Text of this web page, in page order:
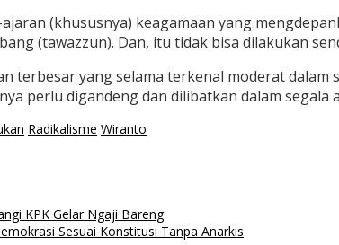
(khususnya) keagamaan yang
(tawazzun). Dan, itu tidak bisa dilakukan
terbesar yang selama terkenal moderat
perlu digandeng dan dilibatkan dalam segala
Radikalisme Wiranto
KPK Gelar Ngaji Bareng
Sesuai Konstitusi Tanpa Anarkis